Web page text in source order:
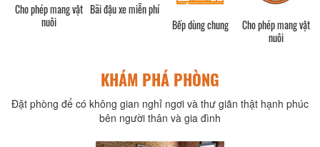
Cho phép mang vật
nuôi
Bãi đậu xe miễn phí
Bếp dùng chung
Cho phép mang vật
nuôi
KHÁM PHÁ PHÒNG
Đặt phòng để có không gian nghỉ ngơi và thư giãn thật hạnh phúc
bên người thân và gia đình